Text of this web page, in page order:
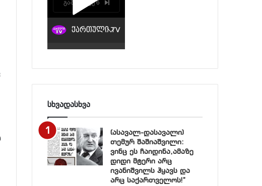
სხვადასხვა
(ასავალ-დასავალი)
თემურ შაშიაშვილი:
ვინც ეს ჩაიდინა,ამაზე
დიდი მტერი არც
ივანიშვილს ჰყავს და
არც საქართველოს!”